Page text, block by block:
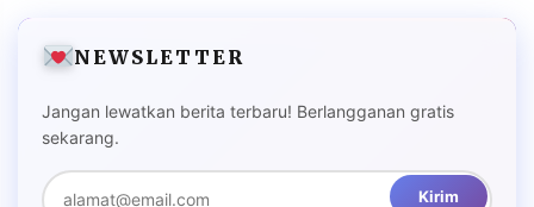
NEWSLETTER
Jangan lewatkan berita terbaru! Berlangganan gratis
sekarang.
Kirim